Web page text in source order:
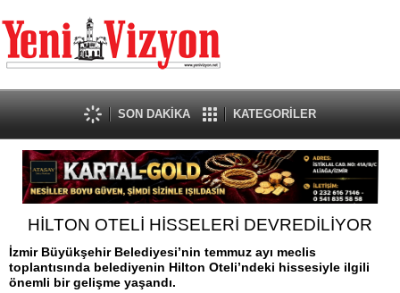
SON DAKİKA KATEGORİLER
HİLTON OTELİ HİSSELERİ DEVREDİLİYOR
İzmir Büyükşehir Belediyesi’nin temmuz ayı meclis
toplantısında belediyenin Hilton Oteli’ndeki hissesiyle ilgili
önemli bir gelişme yaşandı.